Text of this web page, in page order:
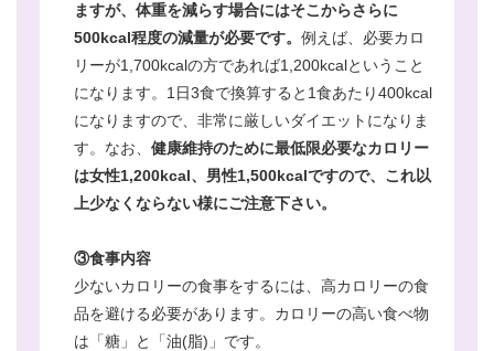
ますが、体重を減らす場合にはそこからさらに
500kcal程度の減量が必要です。 例えば、必要カロ
リーが1,700kcalの方であれば1,200kcalということ
になります。1日3食で換算すると1食あたり400kcal
になりますので、非常に厳しいダイエットになりま
す。なお、 健康維持のために最低限必要なカロリー
は女性1,200kcal、男性1,500kcalですので、これ以
上少なくならない様にご注意下さい。
③食事内容
少ないカロリーの食事をするには、高カロリーの食
品を避ける必要があります。カロリーの高い食べ物
は「糖」と「油(脂)」です。